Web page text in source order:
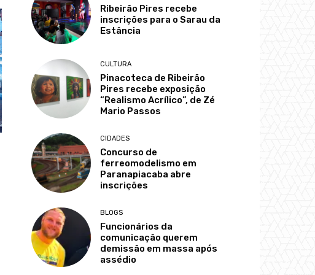
Ribeirão Pires recebe
inscrições para o Sarau da
Estância
CULTURA
Pinacoteca de Ribeirão
Pires recebe exposição
“Realismo Acrílico”, de Zé
Mario Passos
CIDADES
Concurso de
ferreomodelismo em
Paranapiacaba abre
inscrições
BLOGS
Funcionários da
comunicação querem
demissão em massa após
assédio